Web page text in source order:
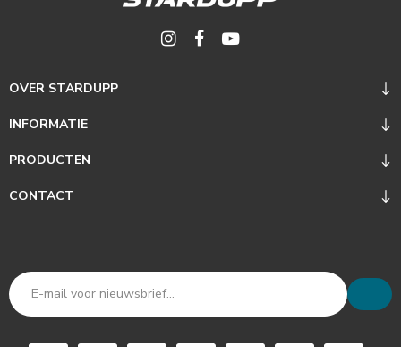
OVER STARDUPP
INFORMATIE
PRODUCTEN
CONTACT